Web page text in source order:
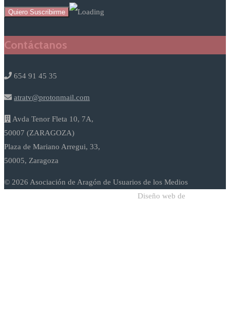
Contáctanos
654 91 45 35
atratv@protonmail.com
Avda Tenor Fleta 10, 7A,
50007 (ZARAGOZA)
Plaza de Mariano Arregui, 33,
50005, Zaragoza
© 2026 Asociación de Aragón de Usuarios de los Medios
Diseño web de